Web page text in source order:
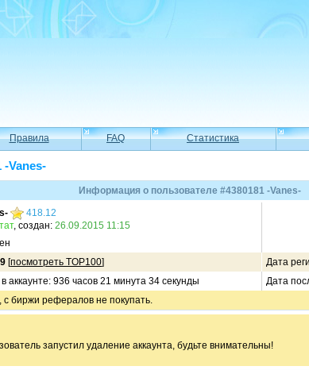
Правила FAQ Статистика
-Vanes-
Информация о пользователе #4380181 -Vanes-
418.12
, создан: 26.09.2015 11:15
[посмотреть TOP100]
Дата
аккаунте: 936 часов 21 минута 34 секунды
Дата
с биржи рефералов не покупать.
запустил удаление аккаунта, будьте внимательны!